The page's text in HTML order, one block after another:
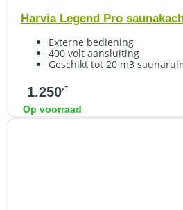
Harvia Legend Pro
Externe bediening
400 volt aansluiting
Geschikt tot 20 m3
1.250,-
Op voorraad